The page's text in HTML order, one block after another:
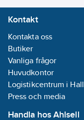
Kontakt
Kontakta oss
Butiker
Vanliga frågor
Huvudkontor
Logistikcentrum i
Press och media
Handla hos Ahlsell